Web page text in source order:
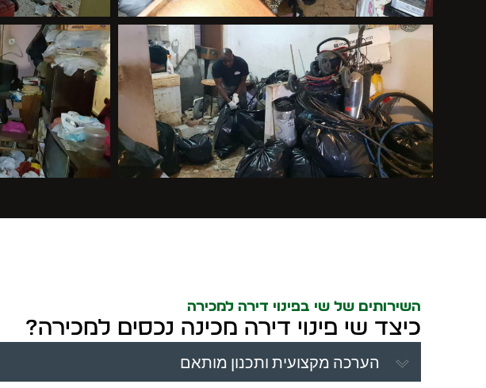
השירותים של שי בפינוי דירה למכירה
כיצד שי פינוי דירה מכינה נכסים למכירה?
הערכה מקצועית ותכנון מותאם